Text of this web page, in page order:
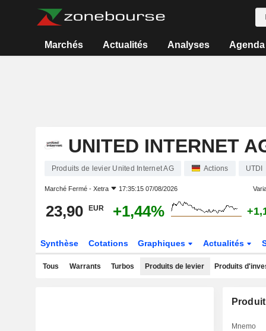
Marchés Actualités Analyses Agenda
UNITED INTERNET
Produits de levier United Internet AG Actions UTDI
Marché Fermé - Xetra 17:35:15 07/08/2026
23,90 EUR +1,44%
Synthèse Cotations Graphiques Actualités
Tous Warrants Turbos Produits de levier Produits
Mnemo